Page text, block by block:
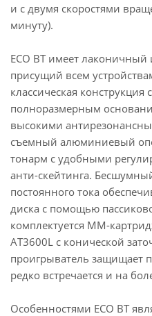
и с двумя скоростями
минуту).
ECO BT имеет
присущий всем
классическая
полноразмерным
высокими
съемный алюминиевый
тонарм с удобными
анти-скейтинга.
постоянного тока
диска с помощью
комплектуется ММ-
AT3600L с конической
проигрыватель защищает
редко встречается и на
Особенностями ECO BT